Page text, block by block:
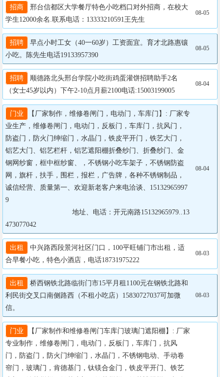
招商
邢台信都区大学餐厅特色小吃档口对外招商，在校大
学生12000余名.联系电话：13333210591王先生
08-05
招聘
早点小时工女（40一60岁）工资面宜。育才北路惠镶
小吃。陈先生电话19133957390
08-05
招聘
顺德路北头邢台学院小吃街鸡蛋灌饼招聘助手2名
（女士45岁以内）下午2-10点月薪2100电话:15003199005
08-04
门业
【厂家制作，维修卷闸门，电动门，车库门】: 厂家专
业生产，维修卷闸门，电动门，反板门，车库门，抗风门，
防盗门，防火门绅缩门，水晶门，铁皮平开门，铁艺大门，
铝艺大门、铝艺栏杆，铝艺遮阳棚折叠纱门、折叠纱门、金
钢网纱窗，框中框纱窗、，不锈钢小吃车架子，不锈钢防盗
网，旗杆，扶手，围栏，报栏，广告牌，各种不锈钢制品，
诚信经营、质量第一、欢迎新老客户来电洽谈、15132965997
9
473077042
08-04
出租
中兴路西段景河社区门口，100平旺铺门市出租，适
合早餐小吃，特色小酒店，电话18731975222
08-03
出租
桥西钢铁北路临街门市15平月租1100元在钢铁北路和
利民街交叉口南侧路西（不租小吃店）15830727037可加微
信。
08-03
门业
【厂家制作和维修卷闸门车库门玻璃门遮阳棚】: 厂家
专业制作，维修卷闸门，电动门，反板门，车库门，抗风
门，防盗门，防火门绅缩门，水晶门，不锈钢电动、手动卷
帘门，玻璃门，肯德基门，钛镁合金门，铁皮平开门、铁艺